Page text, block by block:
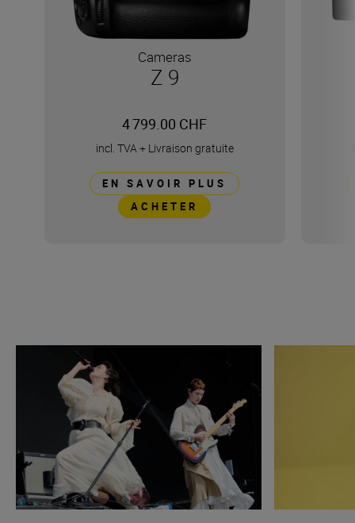
Cameras
Z 9
4 799.00 CHF
incl. TVA+ Livraison gratuite
EN SAVOIR PLUS
ACHETER